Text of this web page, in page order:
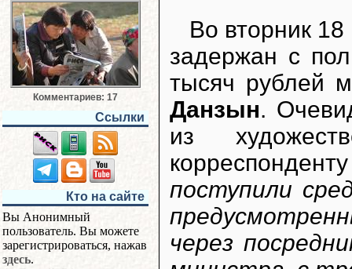
Комментариев: 17
Ссылки
Кто на сайте
Вы Анонимный
пользователь. Вы можете
зарегистрироваться, нажав
здесь.
Во вторник
задержан с
тысяч рублей
Данзын.
из
поступили
через